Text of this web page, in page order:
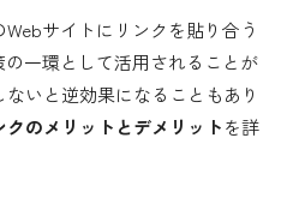
サイトにリンクを貼り合う
一環として活用されることが
いと逆効果になることもあり
クのメリットとデメリットを詳